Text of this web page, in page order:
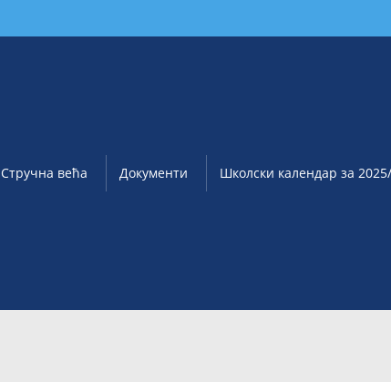
Стручна већа Документи Школски календар за